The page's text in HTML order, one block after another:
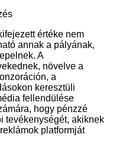
értéke nem
annak a pályának,
A
növelve a
a
keresztüli
fellendülése
hogy pénzzé
tevékenységét, akiknek
platformját